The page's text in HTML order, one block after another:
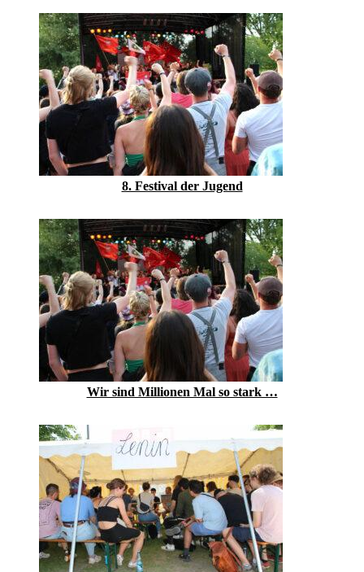
8. Festival der Jugend
Wir sind Millionen Mal so stark …